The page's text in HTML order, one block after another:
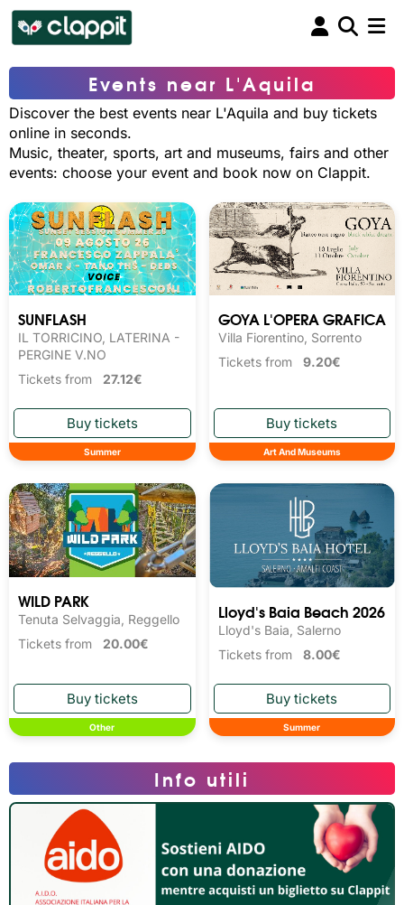
Events near L'Aquila
Discover the best events near L'Aquila and buy tickets
online in seconds.
Music, theater, sports, art and museums, fairs and other
events: choose your event and book now on Clappit.
SUNFLASH
IL TORRICINO, LATERINA -
PERGINE V.NO
Tickets from 27.12€
Summer
GOYA L'OPERA GRAFICA
Villa Fiorentino, Sorrento
Tickets from 9.20€
Art And Museums
WILD PARK
Tenuta Selvaggia, Reggello
Tickets from 20.00€
Other
Lloyd's Baia Beach 2026
Lloyd's Baia, Salerno
Tickets from 8.00€
Summer
Info utili